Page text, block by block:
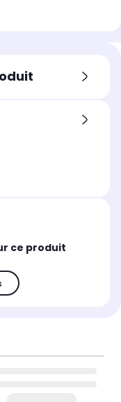
ce produit